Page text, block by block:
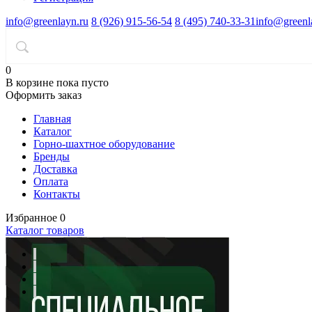
info@greenlayn.ru 8 (926) 915-56-54 8 (495) 740-33-31
0
В корзине пока пусто
Оформить заказ
Главная
Каталог
Горно-шахтное оборудование
Бренды
Доставка
Оплата
Контакты
Избранное 0
Каталог товаров